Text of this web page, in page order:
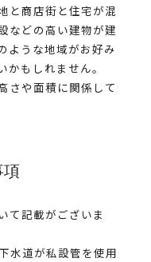
と商店街と住宅が混
などの高い建物が建
ような地域がお好み
もしれません。
さや面積に関係して
項
て記載がございま
水道が私設管を使用